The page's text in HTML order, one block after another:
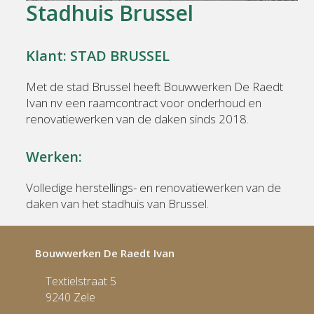
to
access
carousel
buttons
Stadhuis Brussel
Klant: STAD BRUSSEL
Met de stad Brussel heeft Bouwwerken De Raedt
Ivan nv een raamcontract voor onderhoud en
renovatiewerken van de daken sinds 2018.
Werken:
Volledige herstellings- en renovatiewerken van de
daken van het stadhuis van Brussel.
Bouwwerken De Raedt Ivan
Textielstraat 5
9240 Zele